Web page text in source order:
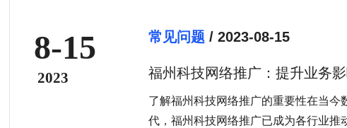
8-15
2023
常见问题/ 2023-08-15
福州科技网络推广：提升业务
了解福州科技网络推广的重要性在当今
代，福州科技网络推广已成为各行业推